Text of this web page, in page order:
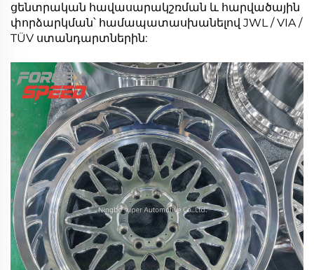
ցենտրական հավասարակշռման և հարվածային
փորձարկման՝ համապատասխանելով JWL / VIA /
TÜV ստանդարտներին: